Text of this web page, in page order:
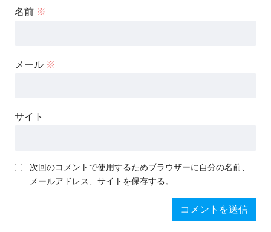
名前 ※
メール ※
サイト
次回のコメントで使用するためブラウザーに自分の名前、
メールアドレス、サイトを保存する。